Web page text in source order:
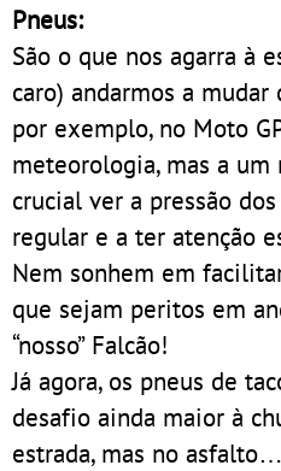
Pneus:
São o que nos agarra à
caro) andarmos a
por exemplo, no Moto
meteorologia, mas a
crucial ver a pressão
regular e a ter atenção
Nem sonhem em
que sejam peritos em
“nosso” Falcão!
Já agora, os pneus de
desafio ainda maior à
estrada, mas no asfalto…